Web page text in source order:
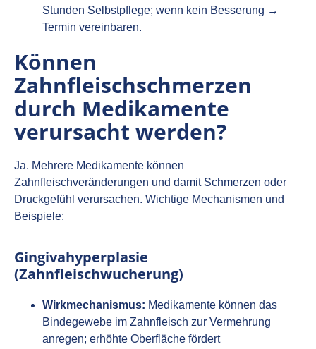
Stunden Selbstpflege; wenn kein Besserung →
Termin vereinbaren.
Können
Zahnfleischschmerzen
durch Medikamente
verursacht werden?
Ja. Mehrere Medikamente können
Zahnfleischveränderungen und damit Schmerzen oder
Druckgefühl verursachen. Wichtige Mechanismen und
Beispiele:
Gingivahyperplasie
(Zahnfleischwucherung)
Wirkmechanismus: Medikamente können das
Bindegewebe im Zahnfleisch zur Vermehrung
anregen; erhöhte Oberfläche fördert